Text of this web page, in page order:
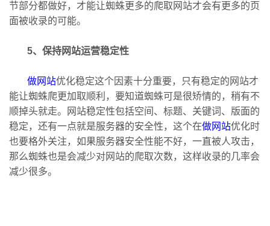
节部分都做好，才能让蜘蛛更多的爬取网站才会有更多的页
面被收录的可能。
5、保持网站运营稳定性
做网站优化稳定这个因素十分重要，只有稳定的网站才
能让蜘蛛爬更加取顺利，要知道蜘蛛可是很矫情的，稍有不
顺掉头就走。网站稳定性包括空间、标题、关键词、版面的
稳定，还有一点就是服务器的安全性，这个在做网站优化时
也要格外关注，如果服务器安全性能不好，一直被人攻击，
那么蜘蛛也是会减少对网站的爬取次数，这样收录的几率会
减少很多。